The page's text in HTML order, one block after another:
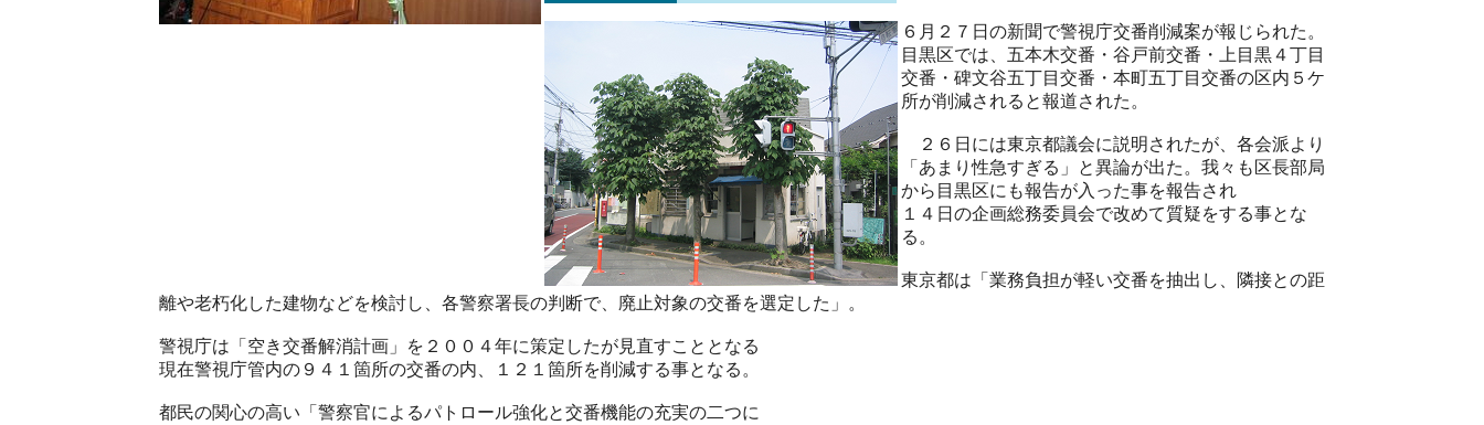
６月２７日の新聞で警視庁交番削減案が報じられた。
目黒区では、五本木交番・谷戸前交番・上目黒４丁目
交番・碑文谷五丁目交番・本町五丁目交番の区内５ケ
所が削減されると報道された。
２６日には東京都議会に説明されたが、各会派より
「あまり性急すぎる」と異論が出た。我々も区長部局
から目黒区にも報告が入った事を報告され
１４日の企画総務委員会で改めて質疑をする事とな
る。
東京都は「業務負担が軽い交番を抽出し、隣接との距
離や老朽化した建物などを検討し、各警察署長の判断で、廃止対象の交番を選定した」。
警視庁は「空き交番解消計画」を２００４年に策定したが見直すこととなる
現在警視庁管内の９４１箇所の交番の内、１２１箇所を削減する事となる。
都民の関心の高い「警察官によるパトロール強化と交番機能の充実の二つに